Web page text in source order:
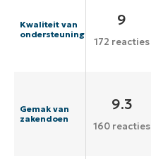
Kwaliteit van
ondersteuning
9
172 reacties
Gemak van
zakendoen
9.3
160 reacties